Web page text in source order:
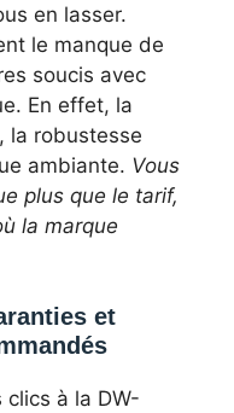
en lasser.
le manque de
soucis avec
En effet, la
la robustesse
ambiante. Vous
plus que le tarif,
la marque
et
à la DW-